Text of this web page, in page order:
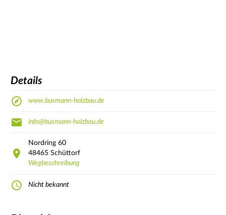
Details
www.busmann-holzbau.de
info@busmann-holzbau.de
Nordring 60
48465 Schüttorf
Wegbeschreibung
Nicht bekannt